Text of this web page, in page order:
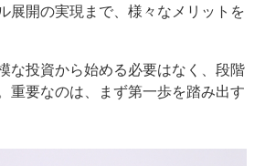
展開の実現まで、様々なメリットを
な投資から始める必要はなく、段階
重要なのは、まず第一歩を踏み出す